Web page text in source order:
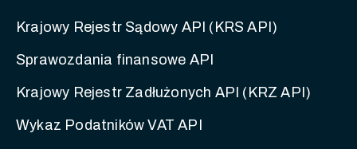
Krajowy Rejestr Sądowy API (KRS API)
Sprawozdania finansowe API
Krajowy Rejestr Zadłużonych API (KRZ API)
Wykaz Podatników VAT API